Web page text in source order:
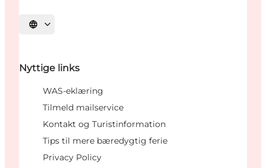
Vælg sprog
Nyttige links
WAS-eklæring
Tilmeld mailservice
Kontakt og Turistinformation
Tips til mere bæredygtig ferie
Privacy Policy